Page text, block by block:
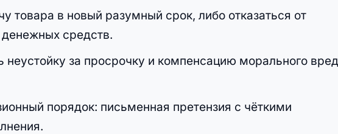
товара в новый разумный срок, либо отказаться от
денежных средств.
за просрочку и компенсацию морального
порядок: письменная претензия с чёткими